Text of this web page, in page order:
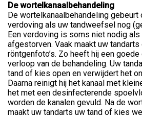
De wortelkanaalbehandeling
De wortelkanaalbehandeling
verdoving als uw tandweefsel nog
Een verdoving is soms niet nodig
afgestorven. Vaak maakt uw
röntgenfoto’s. Zo heeft hij een
verloop van de behandeling. Uw
tand of kies open en verwijdert het
Daarna reinigt hij het kanaal met
het met een desinfecterende
worden de kanalen gevuld. Na de
maakt uw tandarts uw tand of kies